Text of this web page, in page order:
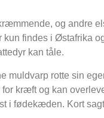
og andre
kun findes i Østafrika
kan tåle.
muldvarp rotte sin
kræft og kan
i fødekæden. Kort